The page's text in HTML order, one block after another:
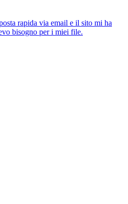
rapida via email e il sito mi ha
bisogno per i miei file.